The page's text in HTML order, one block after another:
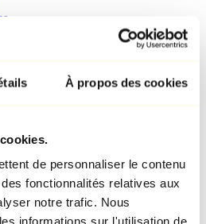
À propos des cookies
de personnaliser le contenu
fonctionnalités relatives aux
notre trafic. Nous
informations sur l'utilisation de
Basquiat